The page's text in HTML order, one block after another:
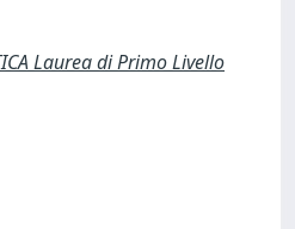
Laurea di Primo Livello